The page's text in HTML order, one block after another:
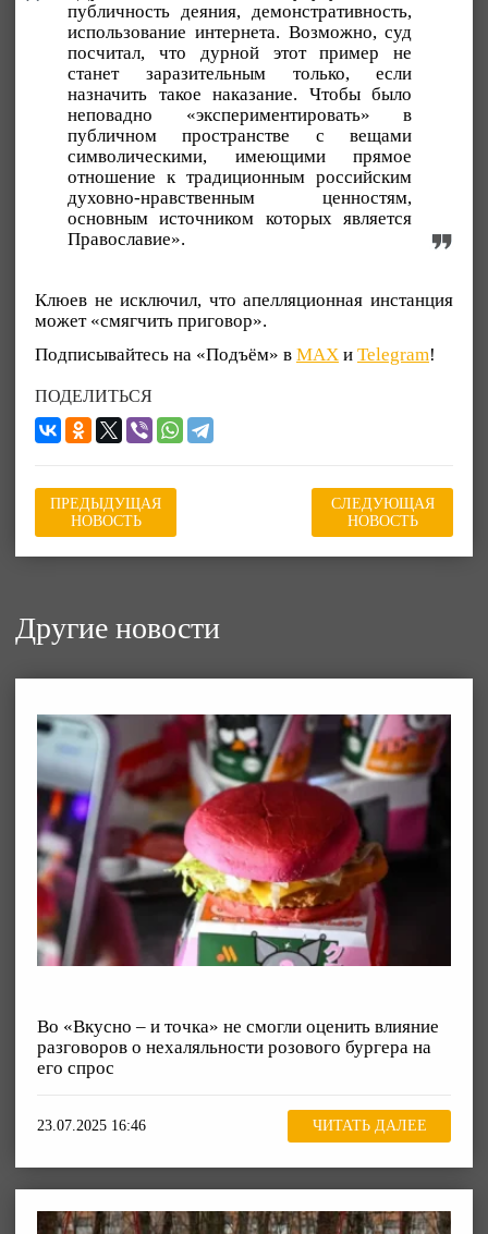
публичность деяния, демонстративность,
использование интернета. Возможно, суд
посчитал, что дурной этот пример не
станет заразительным только, если
назначить такое наказание. Чтобы было
неповадно «экспериментировать» в
публичном пространстве с вещами
символическими, имеющими прямое
отношение к традиционным российским
духовно-нравственным ценностям,
основным источником которых является
Православие».
Клюев не исключил, что апелляционная инстанция
может «смягчить приговор».
Подписывайтесь на «Подъём» в MAX и Telegram!
ПОДЕЛИТЬСЯ
ПРЕДЫДУЩАЯ
НОВОСТЬ
СЛЕДУЮЩАЯ
НОВОСТЬ
Другие новости
Во «Вкусно – и точка» не смогли оценить влияние
разговоров о нехаляльности розового бургера на
его спрос
23.07.2025 16:46 ЧИТАТЬ ДАЛЕЕ